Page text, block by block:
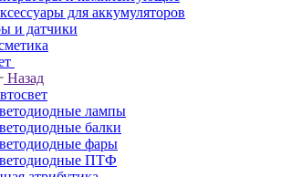
для аккумуляторов
и датчики
Назад
лампы
балки
фары
ПТФ